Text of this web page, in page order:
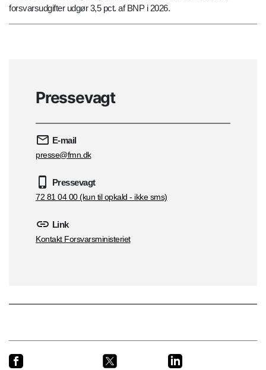
forsvarsudgifter udgør 3,5 pct. af BNP i 2026.
Pressevagt
E-mail
presse@fmn.dk
Pressevagt
72 81 04 00 (kun til opkald - ikke sms)
Link
Kontakt Forsvarsministeriet